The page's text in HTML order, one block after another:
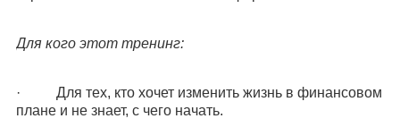
Для кого этот тренинг:
· Для тех, кто хочет изменить жизнь в финансовом
плане и не знает, с чего начать.